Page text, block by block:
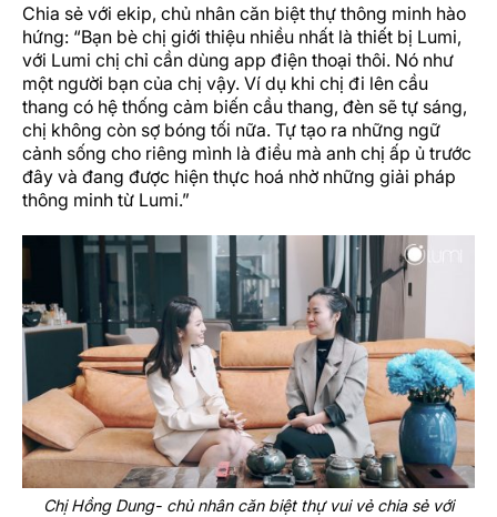
Chia sẻ với ekip, chủ nhân căn biệt thự thông minh hào
hứng: “Bạn bè chị giới thiệu nhiều nhất là thiết bị Lumi,
với Lumi chị chỉ cần dùng app điện thoại thôi. Nó như
một người bạn của chị vậy. Ví dụ khi chị đi lên cầu
thang có hệ thống cảm biến cầu thang, đèn sẽ tự sáng,
chị không còn sợ bóng tối nữa. Tự tạo ra những ngữ
cảnh sống cho riêng mình là điều mà anh chị ấp ủ trước
đây và đang được hiện thực hoá nhờ những giải pháp
thông minh từ Lumi.”
Chị Hồng Dung- chủ nhân căn biệt thự vui vẻ chia sẻ với